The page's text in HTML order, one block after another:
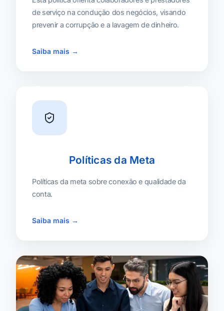
de serviço na condução dos negócios, visando
prevenir a corrupção e a lavagem de dinheiro.
Saiba mais →
Políticas da Meta
Políticas da meta sobre conexão e qualidade da
conta.
Saiba mais →